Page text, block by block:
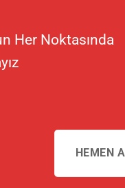
Her Noktasında
HEMEN